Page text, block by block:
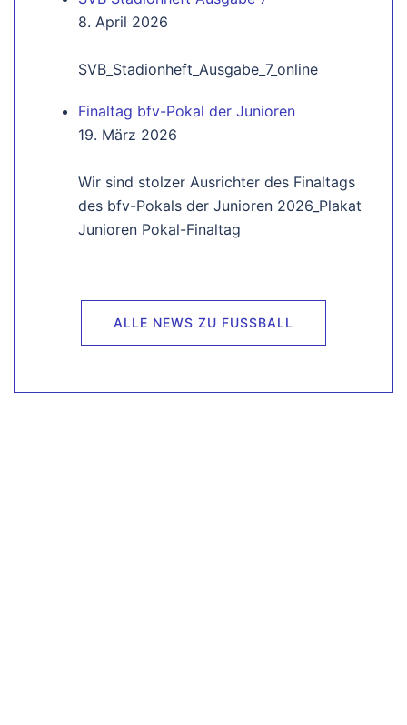
8. April 2026
SVB_Stadionheft_Ausgabe_7_online
Finaltag bfv-Pokal der Junioren
19. März 2026
Wir sind stolzer Ausrichter des Finaltags
des bfv-Pokals der Junioren 2026_Plakat
Junioren Pokal-Finaltag
ALLE NEWS ZU FUSSBALL